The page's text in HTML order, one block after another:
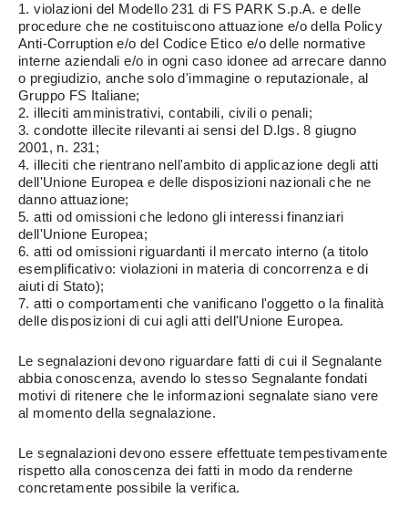
1. violazioni del Modello 231 di FS PARK S.p.A. e delle
procedure che ne costituiscono attuazione e/o della Policy
Anti-Corruption e/o del Codice Etico e/o delle normative
interne aziendali e/o in ogni caso idonee ad arrecare danno
o pregiudizio, anche solo d'immagine o reputazionale, al
Gruppo FS Italiane;
2. illeciti amministrativi, contabili, civili o penali;
3. condotte illecite rilevanti ai sensi del D.lgs. 8 giugno
2001, n. 231;
4. illeciti che rientrano nell'ambito di applicazione degli atti
dell'Unione Europea e delle disposizioni nazionali che ne
danno attuazione;
5. atti od omissioni che ledono gli interessi finanziari
dell'Unione Europea;
6. atti od omissioni riguardanti il mercato interno (a titolo
esemplificativo: violazioni in materia di concorrenza e di
aiuti di Stato);
7. atti o comportamenti che vanificano l'oggetto o la finalità
delle disposizioni di cui agli atti dell'Unione Europea.
Le segnalazioni devono riguardare fatti di cui il Segnalante
abbia conoscenza, avendo lo stesso Segnalante fondati
motivi di ritenere che le informazioni segnalate siano vere
al momento della segnalazione.
Le segnalazioni devono essere effettuate tempestivamente
rispetto alla conoscenza dei fatti in modo da renderne
concretamente possibile la verifica.